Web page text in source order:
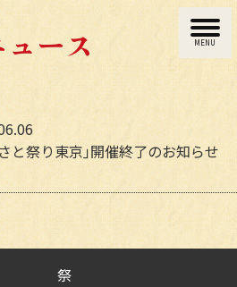
MENU
ュース
と祭り東京｣開催終了のお知らせ
祭